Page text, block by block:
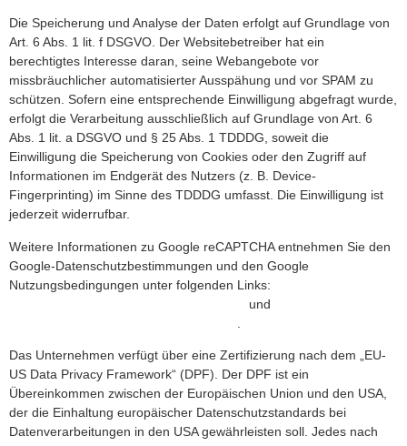
Die Speicherung und Analyse der Daten erfolgt auf Grundlage von
Art. 6 Abs. 1 lit. f DSGVO. Der Websitebetreiber hat ein
berechtigtes Interesse daran, seine Webangebote vor
missbräuchlicher automatisierter Ausspähung und vor SPAM zu
schützen. Sofern eine entsprechende Einwilligung abgefragt wurde,
erfolgt die Verarbeitung ausschließlich auf Grundlage von Art. 6
Abs. 1 lit. a DSGVO und § 25 Abs. 1 TDDDG, soweit die
Einwilligung die Speicherung von Cookies oder den Zugriff auf
Informationen im Endgerät des Nutzers (z. B. Device-
Fingerprinting) im Sinne des TDDDG umfasst. Die Einwilligung ist
jederzeit widerrufbar.
Weitere Informationen zu Google reCAPTCHA entnehmen Sie den
Google-Datenschutzbestimmungen und den Google
Nutzungsbedingungen unter folgenden Links:
und
Das Unternehmen verfügt über eine Zertifizierung nach dem „EU-
US Data Privacy Framework“ (DPF). Der DPF ist ein
Übereinkommen zwischen der Europäischen Union und den USA,
der die Einhaltung europäischer Datenschutzstandards bei
Datenverarbeitungen in den USA gewährleisten soll. Jedes nach